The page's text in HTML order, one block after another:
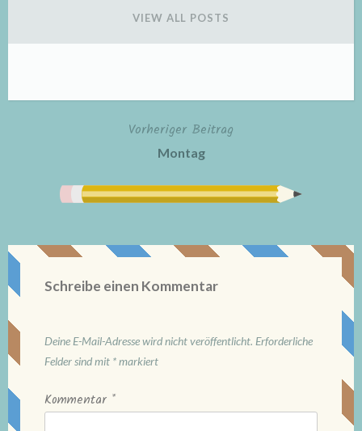
VIEW ALL POSTS
BeitragsnavigationVorheriger Beitrag
Montag
Schreibe einen Kommentar
Deine E-Mail-Adresse wird nicht veröffentlicht. Erforderliche
Felder sind mit *markiert
Kommentar *